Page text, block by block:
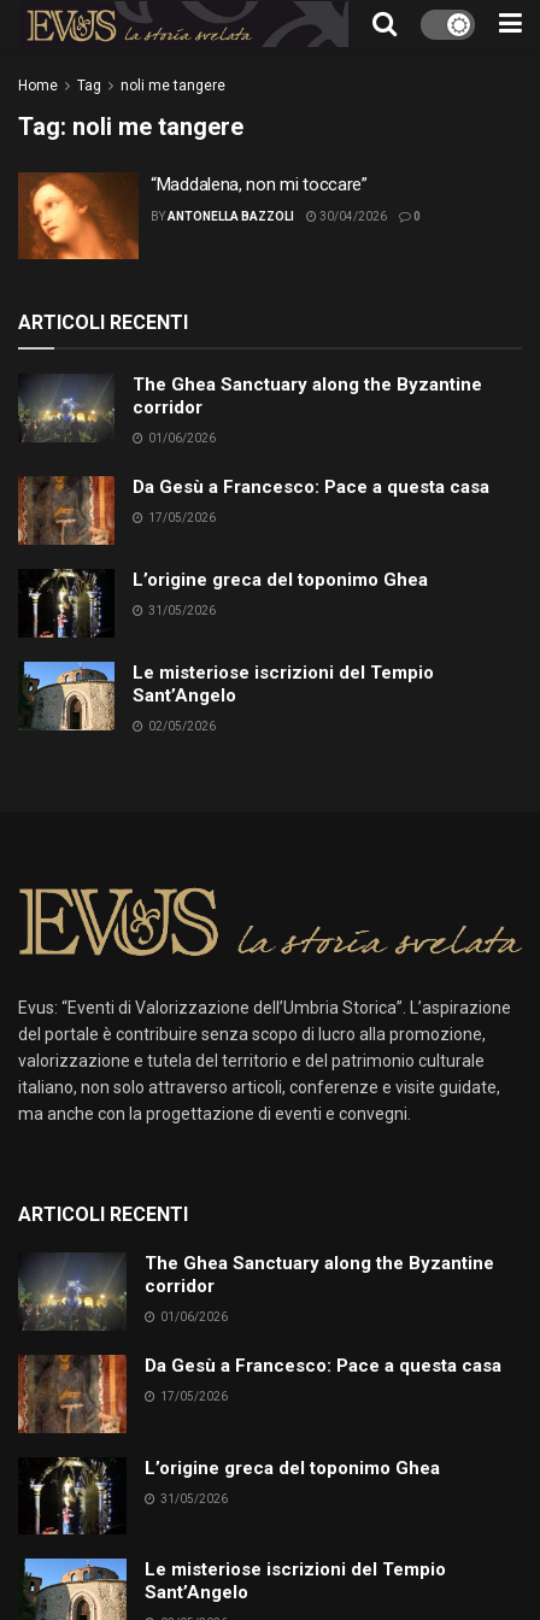
Home Tag noli me tangere
Tag: noli me tangere
“Maddalena, non mi toccare”
BYANTONELLA BAZZOLI 30/04/2026 0
ARTICOLI RECENTI
The Ghea Sanctuary along the Byzantine
corridor
01/06/2026
Da Gesù a Francesco: Pace a questa casa
17/05/2026
L’origine greca del toponimo Ghea
31/05/2026
Le misteriose iscrizioni del Tempio
Sant’Angelo
02/05/2026
Evus: “Eventi di Valorizzazione dell’Umbria Storica”. L’aspirazione
del portale è contribuire senza scopo di lucro alla promozione,
valorizzazione e tutela del territorio e del patrimonio culturale
italiano, non solo attraverso articoli, conferenze e visite guidate,
ma anche con la progettazione di eventi e convegni.
ARTICOLI RECENTI
The Ghea Sanctuary along the Byzantine
corridor
01/06/2026
Da Gesù a Francesco: Pace a questa casa
17/05/2026
L’origine greca del toponimo Ghea
31/05/2026
Le misteriose iscrizioni del Tempio
Sant’Angelo